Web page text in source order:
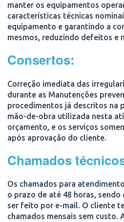
manter os equipamentos
características técnicas
equipamento e garantindo a
mesmos, reduzindo defeitos e
Consertos:
Correção imediata das
durante as Manutenções
procedimentos já descritos na
mão-de-obra utilizada nesta
orçamento, e os serviços
após aprovação do cliente.
Chamados
Os chamados para
o prazo de até 48 horas, sendo
ser feito por e-mail. O cliente
chamados mensais sem custo.